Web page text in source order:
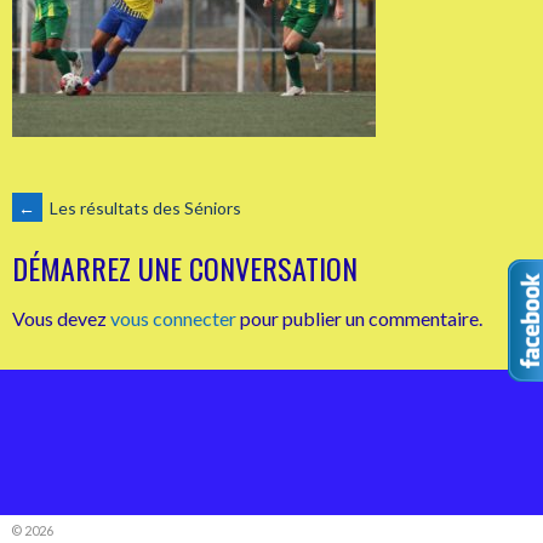
NAVIGATION
DES
ARTICLES
← Les résultats des Séniors
DÉMARREZ UNE CONVERSATION
Vous devezvous connecterpour publier un commentaire.
© 2026